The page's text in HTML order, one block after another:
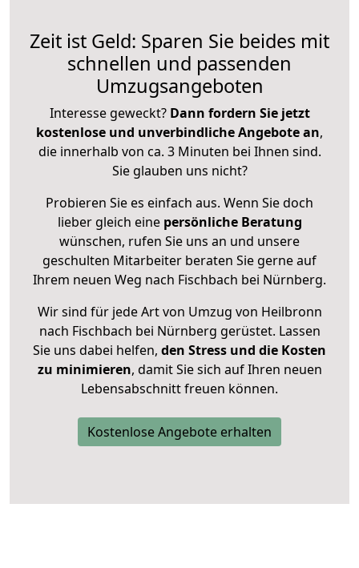
Zeit ist Geld: Sparen Sie beides mit
schnellen und passenden
Umzugsangeboten
Interesse geweckt? Dann fordern Sie jetzt
kostenlose und unverbindliche Angebote an,
die innerhalb von ca. 3 Minuten bei Ihnen sind.
Sie glauben uns nicht?
Probieren Sie es einfach aus. Wenn Sie doch
lieber gleich eine persönliche Beratung
wünschen, rufen Sie uns an und unsere
geschulten Mitarbeiter beraten Sie gerne auf
Ihrem neuen Weg nach Fischbach bei Nürnberg.
Wir sind für jede Art von Umzug von Heilbronn
nach Fischbach bei Nürnberg gerüstet. Lassen
Sie uns dabei helfen, den Stress und die Kosten
zu minimieren, damit Sie sich auf Ihren neuen
Lebensabschnitt freuen können.
Kostenlose Angebote erhalten